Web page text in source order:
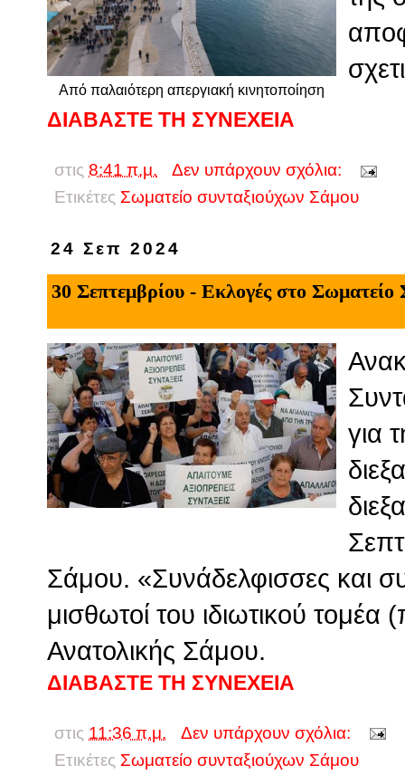
Από παλαιότερη απεργιακή κινητοποίηση
ΔΙΑΒΑΣΤΕ ΤΗ ΣΥΝΕΧΕΙΑ
στις 8:41 π.μ.
Δεν υπάρχουν σχόλια:
Ετικέτες Σωματείο συνταξιούχων Σάμου
24 Σεπ 2024
30 Σεπτεμβρίου - Εκλογές στο
για
Σάμου. «Συνάδελφισσες και
μισθωτοί του ιδιωτικού
Ανατολικής Σάμου.
ΔΙΑΒΑΣΤΕ ΤΗ ΣΥΝΕΧΕΙΑ
στις 11:36 π.μ.
Δεν υπάρχουν σχόλια:
Ετικέτες Σωματείο συνταξιούχων Σάμου